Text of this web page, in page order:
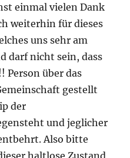
einmal vielen Dank
weiterhin für dieses
uns sehr am
darf nicht sein, dass
Person über das
gestellt
der
und jeglicher
Also bitte
haltlose Zustand